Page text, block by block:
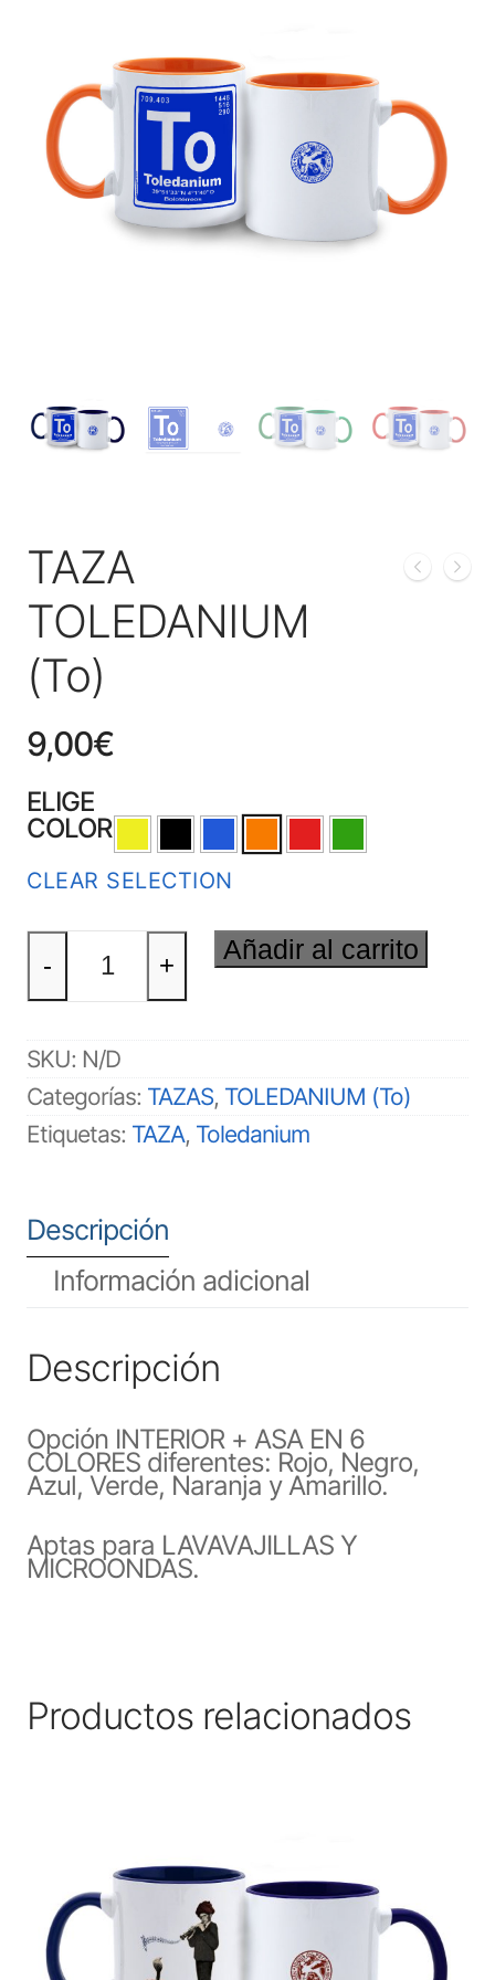
TAZA
TOLEDANIUM
(To)
9,00€
ELIGE
COLOR
CLEAR SELECTION
TAZA
TOLEDANIUM
cantidad
- +
Añadir al carrito
SKU: N/D
Categorías: TAZAS, TOLEDANIUM (To)
Etiquetas: TAZA, Toledanium
Descripción
Información adicional
Descripción
Opción INTERIOR + ASA EN 6
COLORES diferentes: Rojo, Negro,
Azul, Verde, Naranja y Amarillo.
Aptas para LAVAVAJILLAS Y
MICROONDAS.
Productos relacionados